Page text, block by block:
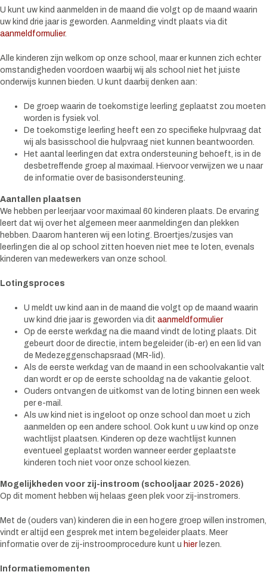
U kunt uw kind aanmelden in de maand die volgt op de maand waarin
uw kind drie jaar is geworden. Aanmelding vindt plaats via dit
aanmeldformulier.
Alle kinderen zijn welkom op onze school, maar er kunnen zich echter
omstandigheden voordoen waarbij wij als school niet het juiste
onderwijs kunnen bieden. U kunt daarbij denken aan:
De groep waarin de toekomstige leerling geplaatst zou moeten
worden is fysiek vol.
De toekomstige leerling heeft een zo specifieke hulpvraag dat
wij als basisschool die hulpvraag niet kunnen beantwoorden.
Het aantal leerlingen dat extra ondersteuning behoeft, is in de
desbetreffende groep al maximaal. Hiervoor verwijzen we u naar
de informatie over de basisondersteuning.
Aantallen plaatsen
We hebben per leerjaar voor maximaal 60 kinderen plaats. De ervaring
leert dat wij over het algemeen meer aanmeldingen dan plekken
hebben. Daarom hanteren wij een loting. Broertjes/zusjes van
leerlingen die al op school zitten hoeven niet mee te loten, evenals
kinderen van medewerkers van onze school.
Lotingsproces
U meldt uw kind aan in de maand die volgt op de maand waarin
uw kind drie jaar is geworden via dit aanmeldformulier
Op de eerste werkdag na die maand vindt de loting plaats. Dit
gebeurt door de directie, intern begeleider (ib-er) en een lid van
de Medezeggenschapsraad (MR-lid).
Als de eerste werkdag van de maand in een schoolvakantie valt
dan wordt er op de eerste schooldag na de vakantie geloot.
Ouders ontvangen de uitkomst van de loting binnen een week
per e-mail.
Als uw kind niet is ingeloot op onze school dan moet u zich
aanmelden op een andere school. Ook kunt u uw kind op onze
wachtlijst plaatsen. Kinderen op deze wachtlijst kunnen
eventueel geplaatst worden wanneer eerder geplaatste
kinderen toch niet voor onze school kiezen.
Mogelijkheden voor zij-instroom (schooljaar 2025-2026)
Op dit moment hebben wij helaas geen plek voor zij-instromers.
Met de (ouders van) kinderen die in een hogere groep willen instromen,
vindt er altijd een gesprek met intern begeleider plaats. Meer
informatie over de zij-instroomprocedure kunt u hierlezen.
Informatiemomenten